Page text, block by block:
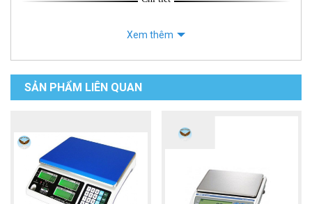
Xem thêm
SẢN PHẨM LIÊN QUAN